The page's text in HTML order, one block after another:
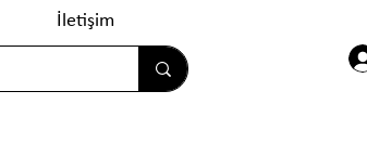
İletişim